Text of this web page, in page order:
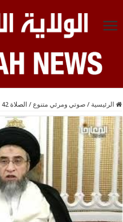
الرئيسية / صوتي ومرئي متنوع / الصلاة 42 – السيد صباح شبر